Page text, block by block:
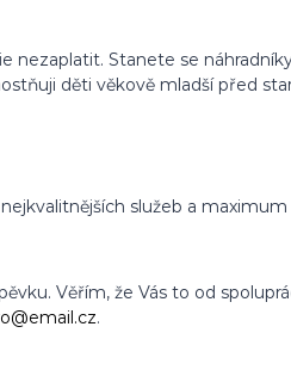
nezaplatit. Stanete se
děti věkově mladší před
služeb a
Věřím, že Vás to od
.